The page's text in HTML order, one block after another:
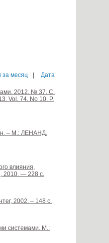
за месяц Дата
2012. № 37. С.
Vol. 74. No 10. P.
– М.: ЛЕНАНД,
влияния,
2010. — 228 с.
2002. – 148 с.
системами. М.: